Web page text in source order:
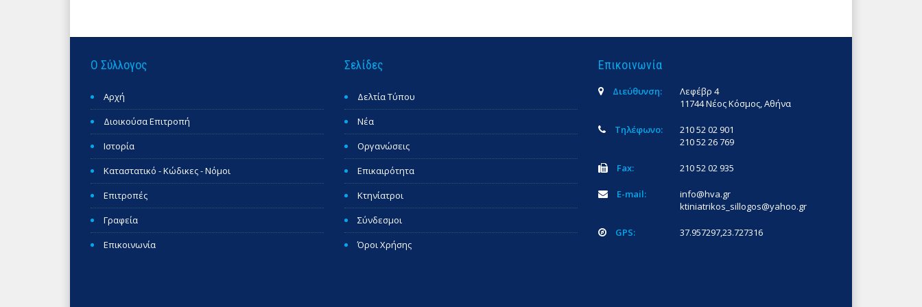
Ο Σύλλογος
Αρχή
Διοικούσα Επιτροπή
Ιστορία
Καταστατικό - Κώδικες - Νόμοι
Επιτροπές
Γραφεία
Επικοινωνία
Σελίδες
Δελτία Τύπου
Νέα
Οργανώσεις
Επικαιρότητα
Κτηνίατροι
Σύνδεσμοι
Όροι Χρήσης
Επικοινωνία
Διεύθυνση:
Λεφέβρ 4
11744 Νέος Κόσμος, Αθήνα
Τηλέφωνο:
210 52 02 901
210 52 26 769
Fax: 210 52 02 935
E-mail:
info@hva.gr
ktiniatrikos_sillogos@yahoo.gr
GPS: 37.957297,23.727316